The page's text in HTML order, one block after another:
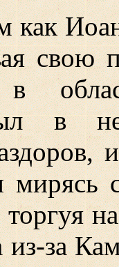
как
свою
в
в
мирясь
из-за